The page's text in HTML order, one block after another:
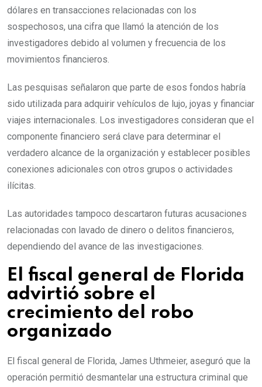
dólares en transacciones relacionadas con los
sospechosos, una cifra que llamó la atención de los
investigadores debido al volumen y frecuencia de los
movimientos financieros.
Las pesquisas señalaron que parte de esos fondos habría
sido utilizada para adquirir vehículos de lujo, joyas y financiar
viajes internacionales. Los investigadores consideran que el
componente financiero será clave para determinar el
verdadero alcance de la organización y establecer posibles
conexiones adicionales con otros grupos o actividades
ilícitas.
Las autoridades tampoco descartaron futuras acusaciones
relacionadas con lavado de dinero o delitos financieros,
dependiendo del avance de las investigaciones.
El fiscal general de Florida
advirtió sobre el
crecimiento del robo
organizado
El fiscal general de Florida, James Uthmeier, aseguró que la
operación permitió desmantelar una estructura criminal que